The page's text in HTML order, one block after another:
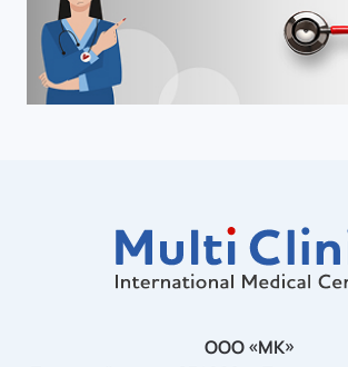
ООО «МК»